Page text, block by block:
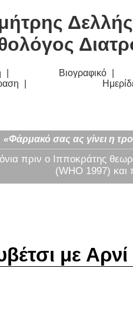
Βιογραφικό
«Φάρμακό σας ας γίνει η
πριν ο Ιπποκράτης
(WHO 1997) και
με